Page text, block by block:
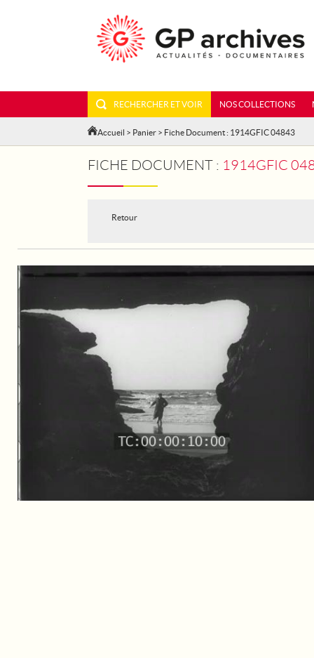
RECHERCHER ET VOIR NOS COLLECTIONS
Accueil > Panier > Fiche Document : 1914GFIC 04843
FICHE DOCUMENT : 1914GFIC
Retour